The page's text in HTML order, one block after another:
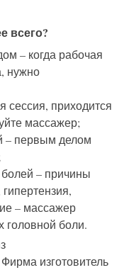
всего?
– когда рабочая
нужно
сессия, приходится
массажер;
– первым делом
– причины
– массажер
головной боли.
изготовитель